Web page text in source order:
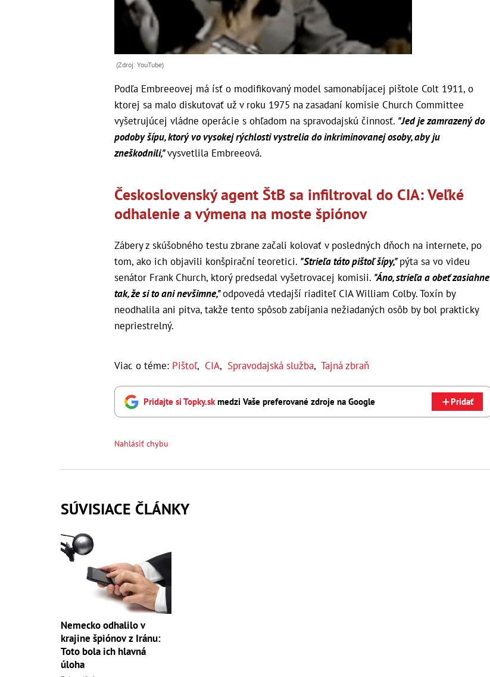
(Zdroj: YouTube)
Podľa Embreeovej má ísť o modifikovaný model samonabíjacej pištole Colt 1911, o
ktorej sa malo diskutovať už v roku 1975 na zasadaní komisie Church Committee
vyšetrujúcej vládne operácie s ohľadom na spravodajskú činnosť. "Jed je zamrazený do
podoby šípu, ktorý vo vysokej rýchlosti vystrelia do inkriminovanej osoby, aby ju
zneškodnili,"vysvetlila Embreeová.
Československý agent ŠtB sa infiltroval do CIA: Veľké
odhalenie a výmena na moste špiónov
Zábery z skúšobného testu zbrane začali kolovať v posledných dňoch na internete, po
tom, ako ich objavili konšpirační teoretici. "Strieľa táto pištoľ šípy,"pýta sa vo videu
senátor Frank Church, ktorý predsedal vyšetrovacej komisii. "Áno, strieľa a obeť zasiahne
tak, že si to ani nevšimne,"odpovedá vtedajší riaditeľ CIA William Colby. Toxín by
neodhalila ani pitva, takže tento spôsob zabíjania nežiadaných osôb by bol prakticky
nepriestrelný.
Viac o téme: Pištoľ, CIA, Spravodajská služba, Tajná zbraň
Pridajte si Topky.sk medzi Vaše preferované zdroje na Google Pridať
Nahlásiť chybu
SÚVISIACE ČLÁNKY
Nemecko odhalilo v
krajine špiónov z Iránu:
Toto bola ich hlavná
úloha